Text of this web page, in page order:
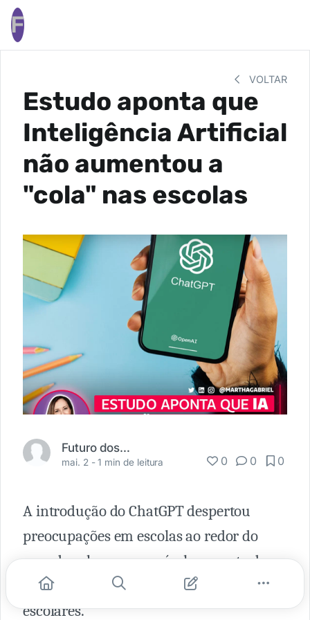
F
VOLTAR
Estudo aponta que
Inteligência Artificial
não aumentou a
"cola" nas escolas
Futuro dos Negócios
mai. 2 -1 min de leitura 0 0 0
A introdução do ChatGPT despertou
preocupações em escolas ao redor do
mundo sobre um possível aumento da
COLA e do PLÁGIO em trabalhos
escolares.